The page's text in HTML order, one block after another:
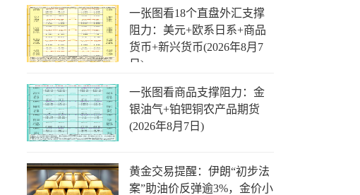
一张图看18个直盘外汇支撑
阻力：美元+欧系日系+商品
货币+新兴货币(2026年8月7
日)
一张图看商品支撑阻力：金
银油气+铂钯铜农产品期货
(2026年8月7日)
黄金交易提醒：伊朗“初步法
案”助油价反弹逾3%，金价小